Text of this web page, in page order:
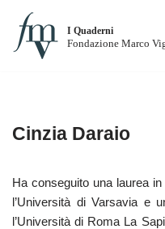
Vai
I Quaderni
Fondazione Marco
Cinzia Daraio
Ha conseguito una laurea
l’Università di Varsavia e
l’Università di Roma La